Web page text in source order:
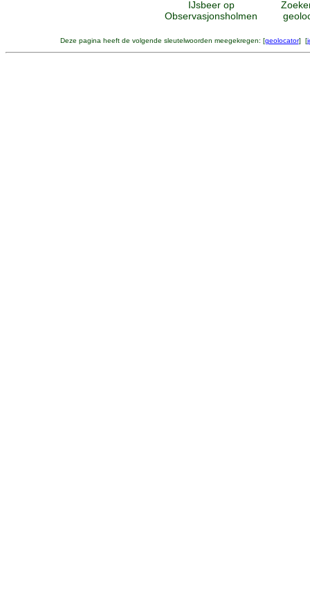
IJsbeer op
Observasjonsholmen
Deze pagina heeft de volgende sleutelwoorden meegekregen: [geolocator] [